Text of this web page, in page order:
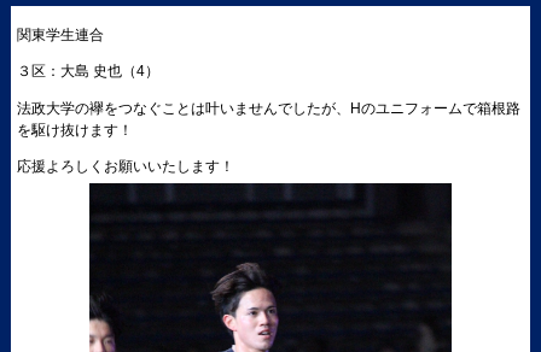
関東学生連合
３区：大島 史也（4）
法政大学の襷をつなぐことは叶いませんでしたが、Hのユニフォームで箱根路
を駆け抜けます！
応援よろしくお願いいたします！